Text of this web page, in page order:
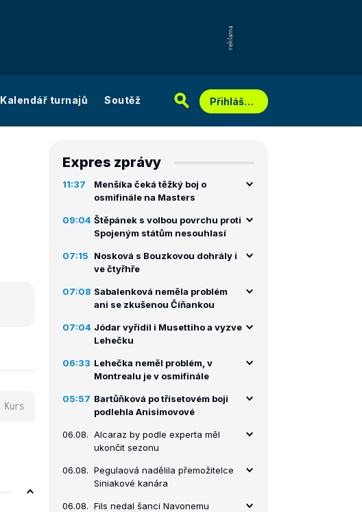
Kalendář turnajů Soutěž Přihlášení
Kurs
Expres zprávy
11:37
Menšíka čeká těžký boj o
osmifinále na Masters
09:04 Štěpánek s volbou povrchu proti
Spojeným státům nesouhlasí
07:15
Nosková s Bouzkovou dohrály i
ve čtyřhře
07:08 Sabalenková neměla problém
ani se zkušenou Číňankou
07:04 Jódar vyřídil i Musettiho a vyzve
Lehečku
06:33 Lehečka neměl problém, v
Montrealu je v osmifinále
05:57 Bartůňková po třísetovém boji
podlehla Anisimovové
06.08. Alcaraz by podle experta měl
ukončit sezonu
06.08. Pegulaová nadělila přemožitelce
Siniakové kanára
06.08. Fils nedal šanci Navonemu